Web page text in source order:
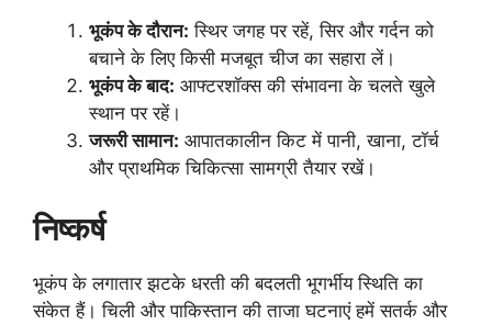
भूकंप के दौरान: स्थिर जगह पर रहें, सिर और गर्दन को
बचाने के लिए किसी मजबूत चीज का सहारा लें।
भूकंप के बाद: आफ्टरशॉक्स की संभावना के चलते खुले
स्थान पर रहें।
जरूरी सामान: आपातकालीन किट में पानी, खाना, टॉर्च
और प्राथमिक चिकित्सा सामग्री तैयार रखें।
निष्कर्ष
भूकंप के लगातार झटके धरती की बदलती भूगर्भीय स्थिति का
संकेत हैं। चिली और पाकिस्तान की ताजा घटनाएं हमें सतर्क और